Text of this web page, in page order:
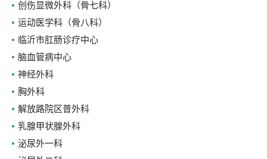
创伤显微外科（骨七科）
运动医学科（骨八科）
临沂市肛肠诊疗中心
脑血管病中心
神经外科
胸外科
解放路院区普外科
乳腺甲状腺外科
泌尿外一科